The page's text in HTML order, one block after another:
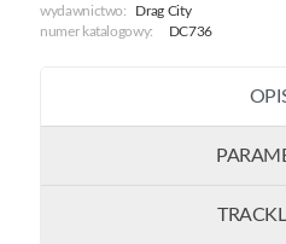
wydawnictwo:
Drag City
numer katalogowy:
DC736